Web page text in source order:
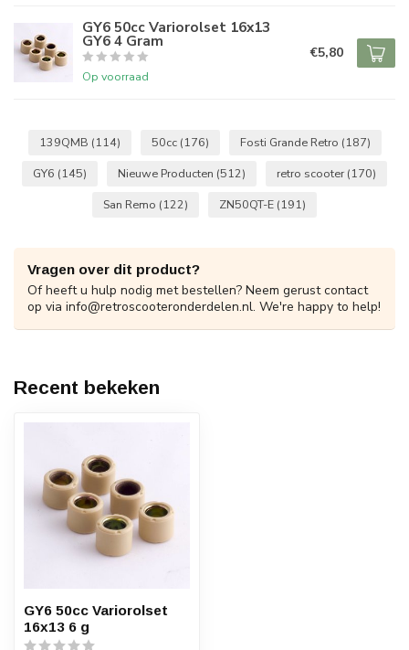
GY6 50cc Variorolset 16x13
GY6 4 Gram
Op voorraad
€5,80
139QMB (114) 50cc (176) Fosti Grande Retro (187)
GY6 (145) Nieuwe Producten (512) retro scooter (170)
San Remo (122) ZN50QT-E (191)
Vragen over dit product?
Of heeft u hulp nodig met bestellen? Neem gerust contact
op via info@retroscooteronderdelen.nl. We're happy to help!
Recent bekeken
GY6 50cc Variorolset
16x13 6 g